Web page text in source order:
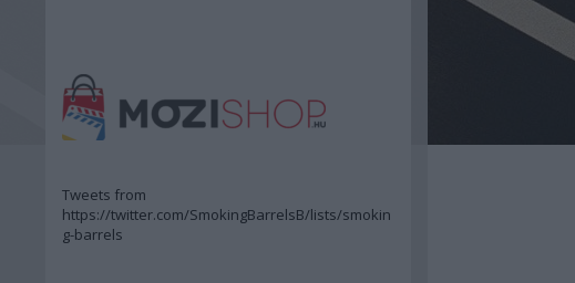
Tweets from
https://twitter.com/SmokingBarrelsB/lists/smokin
g-barrels